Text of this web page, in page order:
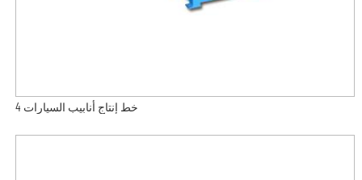
خط إنتاج أنابيب السيارات 4